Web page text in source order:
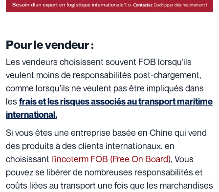
Pour le vendeur :
Les vendeurs choisissent souvent FOB lorsqu’ils
veulent moins de responsabilités post-chargement,
comme lorsqu’ils ne veulent pas être impliqués dans
lesfrais et les risques associés au transport maritime
international.
Si vous êtes une entreprise basée en Chine qui vend
des produits à des clients internationaux. en
choisissant l’incoterm FOB (Free On Board), Vous
pouvez se libérer de nombreuses responsabilités et
coûts liées au transport une fois que les marchandises